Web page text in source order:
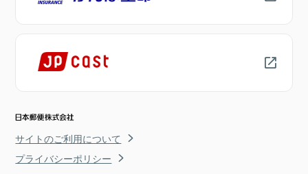
サイトのご利用について
プライバシーポリシー